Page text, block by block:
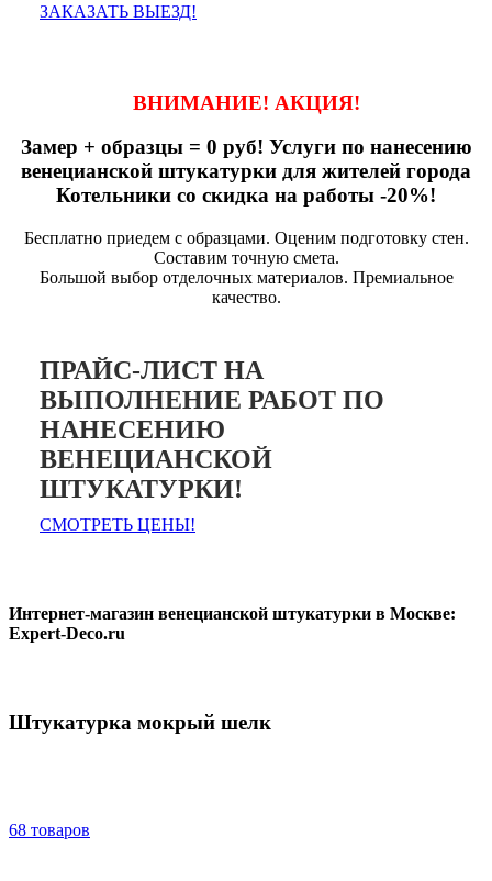
ЗАКАЗАТЬ ВЫЕЗД!
ВНИМАНИЕ! АКЦИЯ!
Замер + образцы = 0 руб! Услуги по нанесению
венецианской штукатурки для жителей города
Котельники со скидка на работы -20%!
Бесплатно приедем с образцами. Оценим подготовку стен.
Составим точную смета.
Большой выбор отделочных материалов. Премиальное
качество.
ПРАЙС-ЛИСТ НА
ВЫПОЛНЕНИЕ РАБОТ ПО
НАНЕСЕНИЮ
ВЕНЕЦИАНСКОЙ
ШТУКАТУРКИ!
СМОТРЕТЬ ЦЕНЫ!
Интернет-магазин венецианской штукатурки в Москве:
Expert-Deco.ru
Штукатурка мокрый шелк
68 товаров